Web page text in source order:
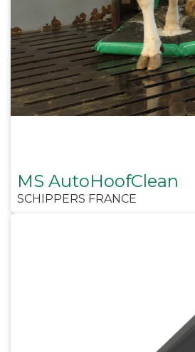
MS AutoHoofClean
SCHIPPERS FRANCE